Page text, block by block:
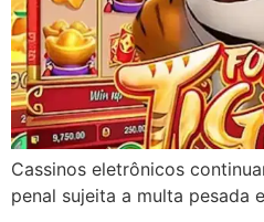
Cassinos eletrônicos
penal sujeita a multa pesada